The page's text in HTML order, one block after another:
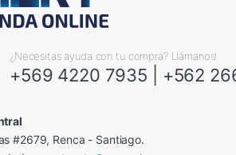
¿Necesitas ayuda con tu compra? Llámanos!
+569 4220 7935 +562
#2679, Renca - Santiago.